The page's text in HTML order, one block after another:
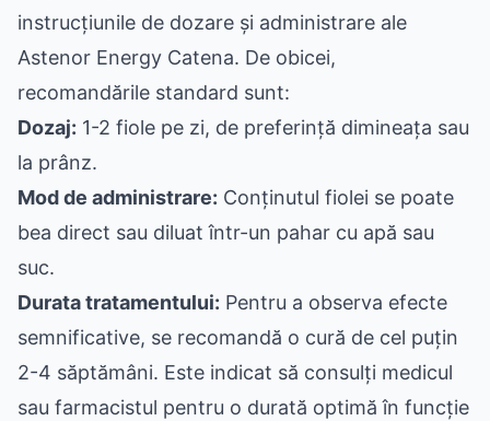
instrucțiunile de dozare și administrare ale
Astenor Energy Catena. De obicei,
recomandările standard sunt:
Dozaj: 1-2 fiole pe zi, de preferință dimineața sau
la prânz.
Mod de administrare: Conținutul fiolei se poate
bea direct sau diluat într-un pahar cu apă sau
suc.
Durata tratamentului: Pentru a observa efecte
semnificative, se recomandă o cură de cel puțin
2-4 săptămâni. Este indicat să consulți medicul
sau farmacistul pentru o durată optimă în funcție